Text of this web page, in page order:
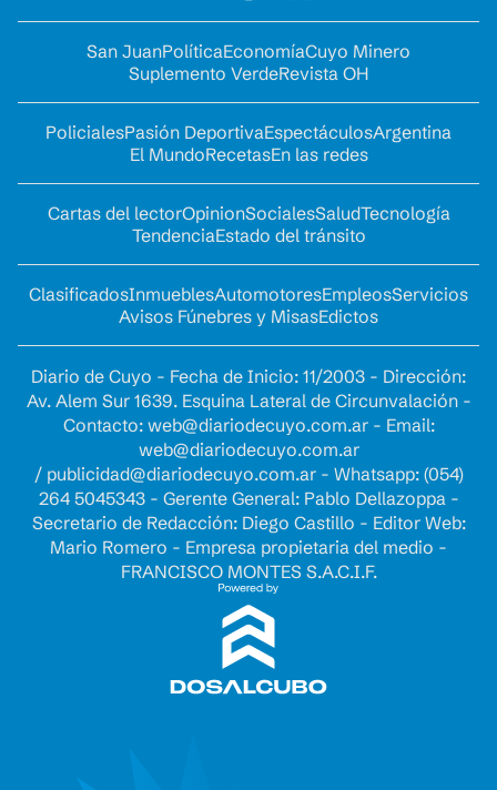
San JuanPolíticaEconomíaCuyo Minero
Suplemento VerdeRevista OH
PolicialesPasión DeportivaEspectáculosArgentina
El MundoRecetasEn las redes
Cartas del lectorOpinionSocialesSaludTecnología
TendenciaEstado del tránsito
ClasificadosInmueblesAutomotoresEmpleosServicios
Avisos Fúnebres y MisasEdictos
Diario de Cuyo - Fecha de Inicio: 11/2003 - Dirección:
Av. Alem Sur 1639. Esquina Lateral de Circunvalación -
Contacto: web@diariodecuyo.com.ar- Email:
web@diariodecuyo.com.ar
/ publicidad@diariodecuyo.com.ar- Whatsapp: (054)
264 5045343 - Gerente General: Pablo Dellazoppa -
Secretario de Redacción: Diego Castillo - Editor Web:
Mario Romero - Empresa propietaria del medio -
FRANCISCO MONTES S.A.C.I.F.